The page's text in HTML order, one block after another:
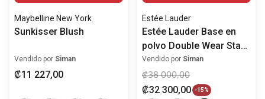
₡38 000,00
₡32 300,00